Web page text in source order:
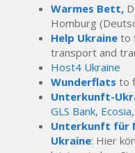
Warmes Bett,
Homburg
Help Ukraine to
transport and
Host4 Ukraine
Wunderflats to
Unterkunft-
GLS Bank, Ecosia
Unterkunft für
Ukraine: Hier